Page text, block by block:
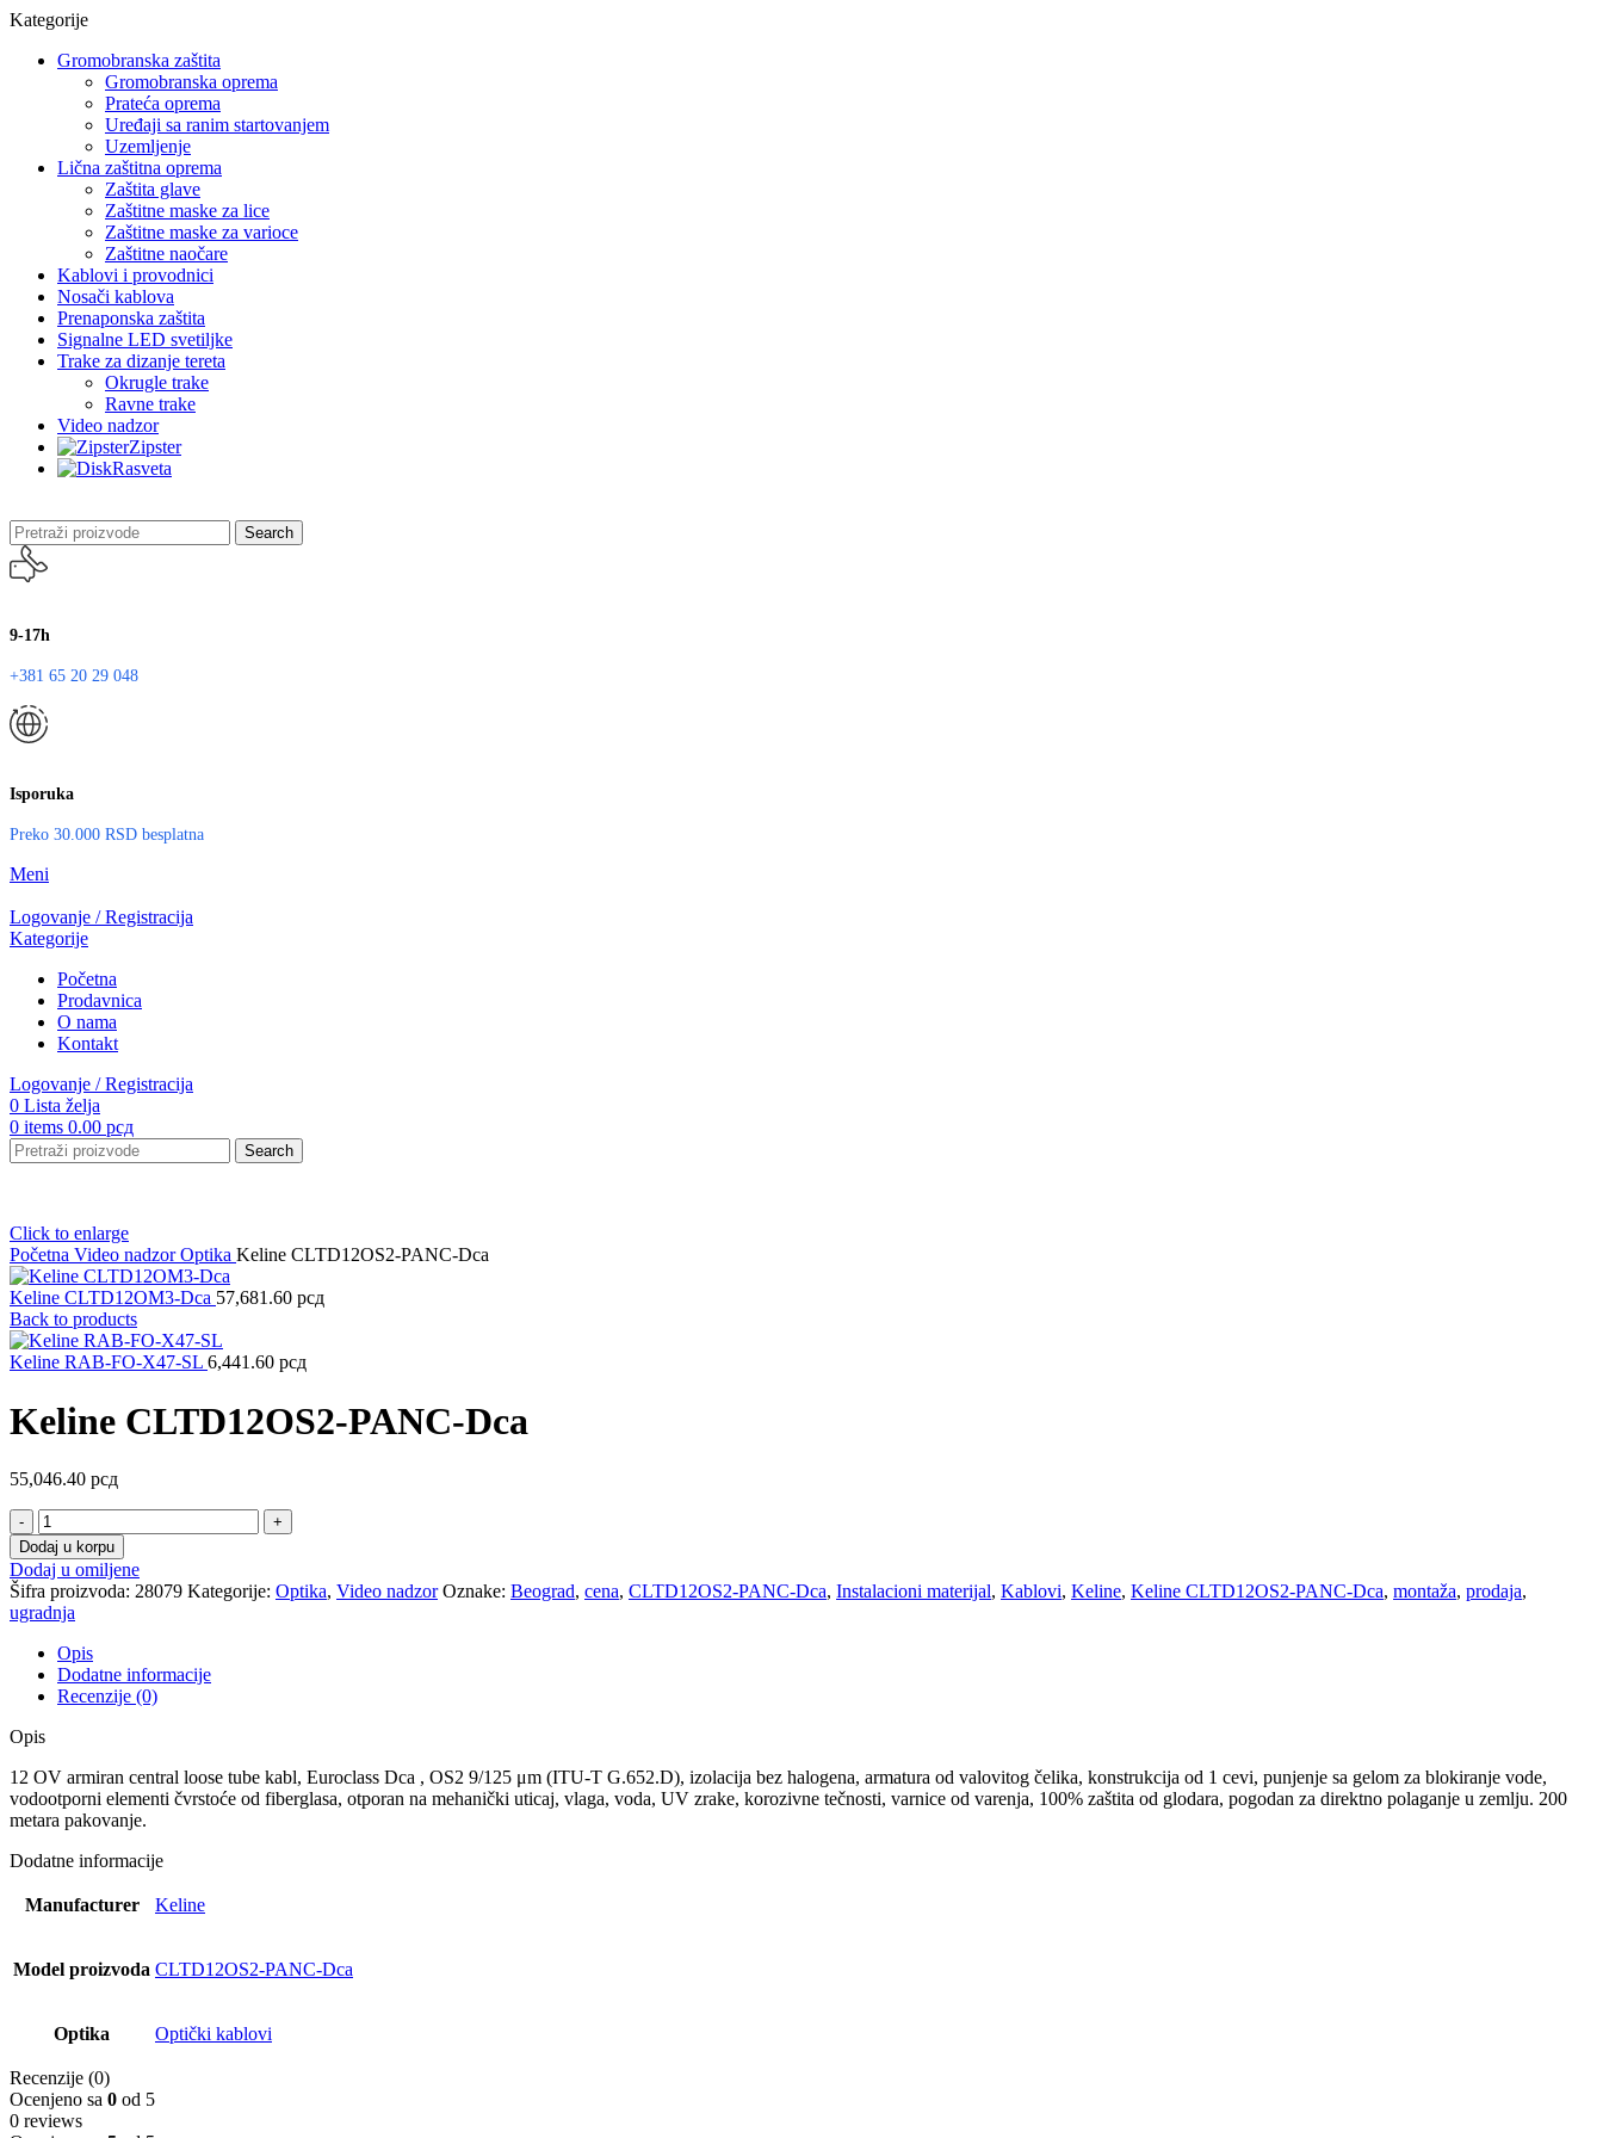
Kategorije
Gromobranska zaštita
Gromobranska oprema
Prateća oprema
Uređaji sa ranim startovanjem
Uzemljenje
Lična zaštitna oprema
Zaštita glave
Zaštitne maske za lice
Zaštitne maske za varioce
Zaštitne naočare
Kablovi i provodnici
Nosači kablova
Prenaponska zaštita
Signalne LED svetiljke
Trake za dizanje tereta
Okrugle trake
Ravne trake
Video nadzor
Zipster
Rasveta
Search
9-17h
+381 65 20 29 048
Isporuka
Preko 30.000 RSD besplatna
Meni
Logovanje / Registracija
Kategorije
Početna
Prodavnica
O nama
Kontakt
Logovanje / Registracija
0 Lista želja
0 items 0.00 рсд
Search
Click to enlarge
Početna Video nadzorOptika Keline CLTD12OS2-PANC-Dca
Keline CLTD12OM3-Dca 57,681.60 рсд
Back to products
Keline RAB-FO-X47-SL 6,441.60 рсд
Keline CLTD12OS2-PANC-Dca
55,046.40 рсд
Keline
CLTD12OS2-
PANC-
Dca
količina
Dodaj u korpu
Dodaj u omiljene
Šifra proizvoda: 28079 Kategorije: Optika, Video nadzor Oznake: Beograd, cena, CLTD12OS2-PANC-Dca, Instalacioni materijal, Kablovi, Keline, Keline CLTD12OS2-PANC-Dca, montaža, prodaja,
ugradnja
Opis
Dodatne informacije
Recenzije (0)
Opis
12 ОV armiran central loose tube kabl, Euroclass Dca , OS2 9/125 μm (ITU-T G.652.D), izolacija bez halogena, armatura od valovitog čelika, konstrukcija od 1 cevi, punjenje sa gelom za blokiranje vode,
vodootporni elementi čvrstoće od fiberglasa, otporan na mehanički uticaj, vlaga, voda, UV zrake, korozivne tečnosti, varnice od varenja, 100% zaštita od glodara, pogodan za direktno polaganje u zemlju. 200
metara pakovanje.
Dodatne informacije
Manufacturer Keline
Model proizvoda CLTD12OS2-PANC-Dca
Optika Optički kablovi
Recenzije (0)
Ocenjeno sa 0 od 5
0 reviews